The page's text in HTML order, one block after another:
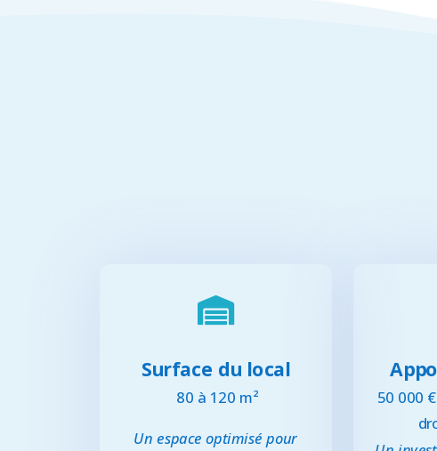

Surface du local
80 à 120 m²
Un espace optimisé pour
50 000